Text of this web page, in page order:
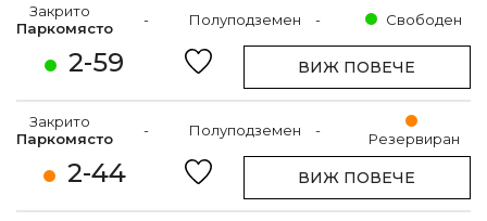
2-59
Закрито
Паркомясто
- Полуподземен - Свободен
ВИЖ ПОВЕЧЕ
2-44
Закрито
Паркомясто
- Полуподземен - Резервиран
ВИЖ ПОВЕЧЕ